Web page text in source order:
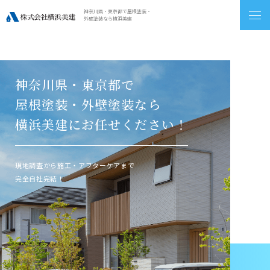
神奈川県・東京都で屋根塗装・
外壁塗装なら横浜美建
神奈川県・東京都で
屋根塗装・外壁塗装なら
横浜美建にお任せください！
現地調査から施工・アフターケアまで
完全自社完結！